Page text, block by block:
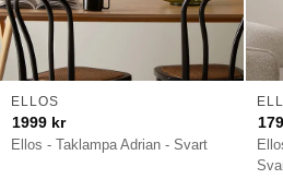
Ellos - Taklampa Adrian - Svart
ELLOS
1999 kr